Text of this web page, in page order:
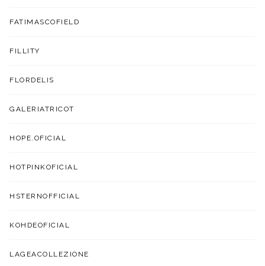
FATIMASCOFIELD
FILLITY
FLORDELIS
GALERIATRICOT
HOPE.OFICIAL
HOTPINKOFICIAL
HSTERNOFFICIAL
KOHDEOFICIAL
LAGEACOLLEZIONE